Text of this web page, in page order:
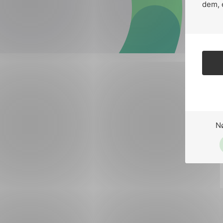
dem,
Forsvar og beredskap
Industri og automatisering
Lavspenning
Maritime elinstallasjoner